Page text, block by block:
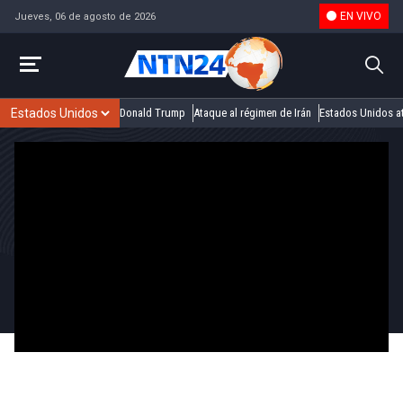
Jueves, 06 de agosto de 2026 EN VIVO
Donald Trump Ataque al régimen de Irán Estados Unidos